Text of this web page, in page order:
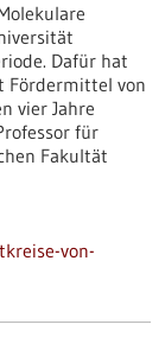
Dafür hat
Fördermittel von
vier Jahre
für
Fakultät
von-